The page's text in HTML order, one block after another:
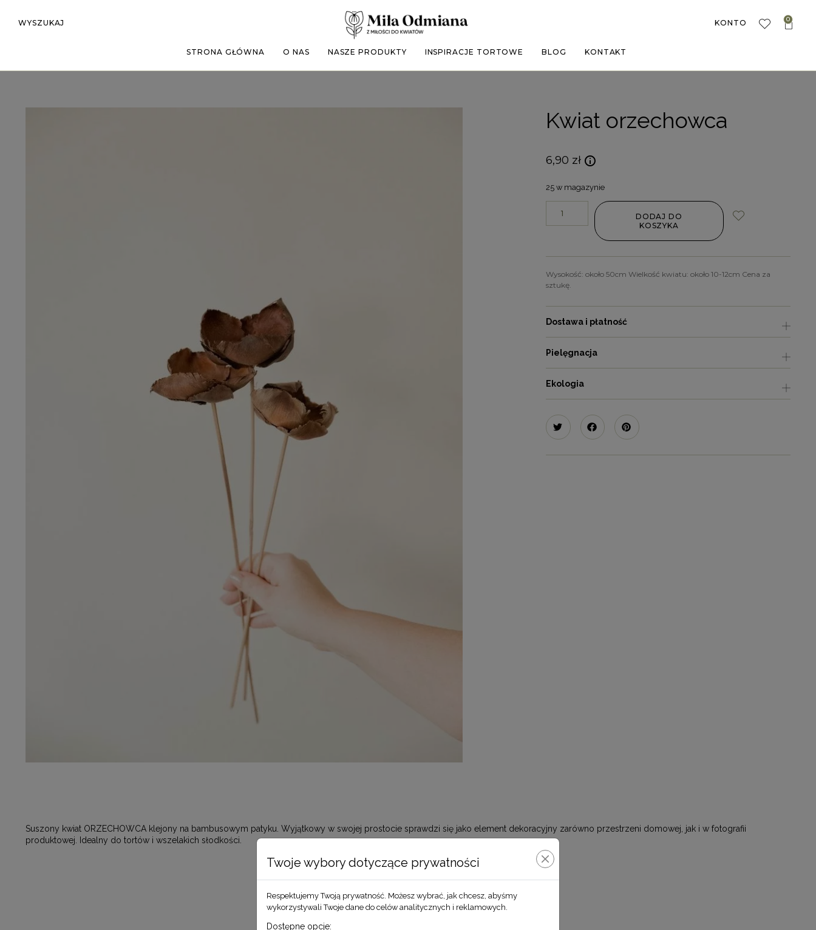
WYSZUKAJ
STRONA GŁÓWNA O NAS NASZE PRODUKTY INSPIRACJE TORTOWE BLOG KONTAKT
KONTO 0
Kwiat orzechowca
6,90 zł
25 w magazynie
DODAJ DO
KOSZYKA
Wysokość: około 50cm Wielkość kwiatu: około 10-12cm Cena za
sztukę.
Dostawa i płatność
Pielęgnacja
Ekologia
Suszony kwiat ORZECHOWCA klejony na bambusowym patyku. Wyjątkowy w swojej prostocie sprawdzi się jako element dekoracyjny zarówno przestrzeni domowej, jak i w fotografii
produktowej. Idealny do tortów i wszelakich słodkości.
Twoje wybory dotyczące prywatności
Respektujemy Twoją prywatność. Możesz wybrać, jak chcesz, abyśmy
wykorzystywali Twoje dane do celów analitycznych i reklamowych.
Dostępne opcje: